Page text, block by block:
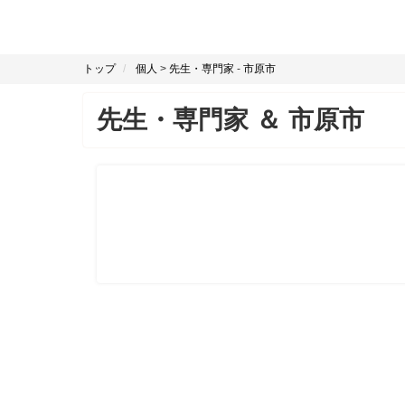
トップ 個人 > 先生・専門家 - 市原市
先生・専門家 ＆ 市原市